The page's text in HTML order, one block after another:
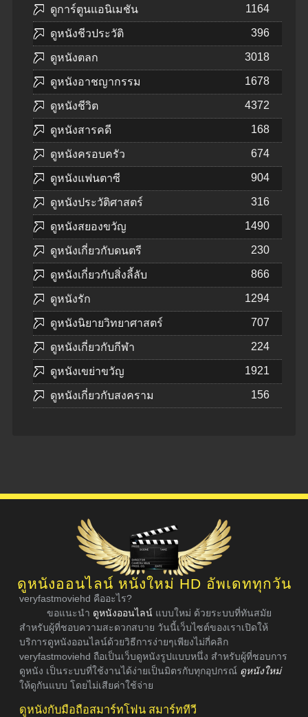
ดูการ์ตูนแอนิเมชัน 1164
ดูหนังชีวประวัติ 396
ดูหนังตลก 3018
ดูหนังอาชญากรรม 1678
ดูหนังชีวิต 4372
ดูหนังสารคดี 168
ดูหนังครอบครัว 674
ดูหนังแฟนตาซี 904
ดูหนังประวัติศาสตร์ 316
ดูหนังสยองขวัญ 1490
ดูหนังเกี่ยวกับดนตรี 230
ดูหนังเกี่ยวกับสิ่งลี้ลับ 866
ดูหนังรัก 1294
ดูหนังนิยายวิทยาศาสตร์ 707
ดูหนังเกี่ยวกับกีฬา 224
ดูหนังเขย่าขวัญ 1921
ดูหนังเกี่ยวกับสงคราม 156
ดูหนังออนไลน์ หนังใหม่ HD อัพเดททุกวัน
veryfastmoviehd คืออะไร?
ขอแนะนำ ดูหนังออนไลน์ แบบใหม่ ด้วยระบบที่ทันสมัย
สำหรับผู้ที่ชอบความสะดวกสบาย วันนี้เว็บไซต์ของเราเปิดให้
บริการดูหนังออนไลน์ด้วยวิธีการง่ายๆเพียงไม่กี่คลิก
veryfastmoviehd ถือเป็นเว็บดูหนังรูปแบบหนึ่ง สำหรับผู้ที่ชอบการ
ดูหนัง เป็นระบบที่ใช้งานได้ง่ายเป็นมิตรกับทุกอุปกรณ์ ดูหนังใหม่
ให้ดูกันแบบ โดยไม่เสียค่าใช้จ่าย
ดูหนังกับมือถือสมาร์ทโฟน สมาร์ททีวี